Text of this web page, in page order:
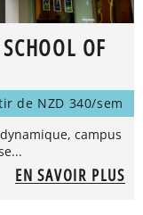
OF
de NZD 340/sem
campus
EN SAVOIR PLUS